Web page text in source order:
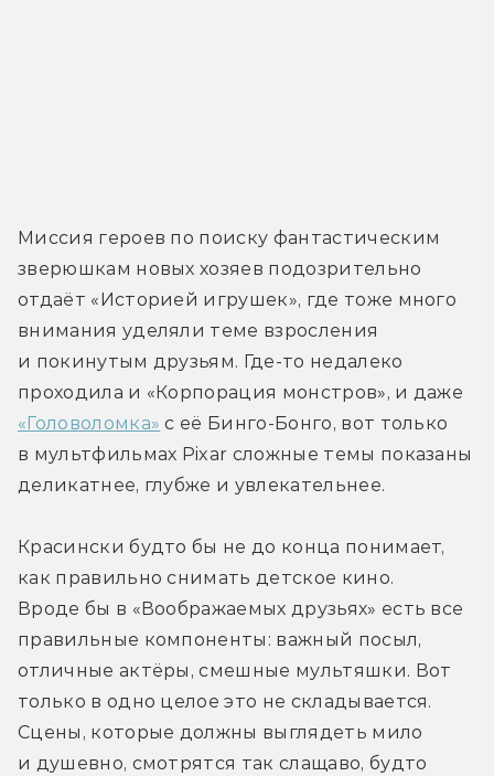
Миссия героев по поиску фантастическим
зверюшкам новых хозяев подозрительно
отдаёт «Историей игрушек», где тоже много
внимания уделяли теме взросления
и покинутым друзьям. Где-то недалеко
«Головоломка» с её Бинго-Бонго, вот только
в мультфильмах Pixar сложные темы показаны
деликатнее, глубже и увлекательнее.
Красински будто бы не до конца понимает,
как правильно снимать детское кино.
Вроде бы в «Воображаемых друзьях» есть все
правильные компоненты: важный посыл,
отличные актёры, смешные мультяшки. Вот
только в одно целое это не складывается.
Сцены, которые должны выглядеть мило
и душевно, смотрятся так слащаво, будто